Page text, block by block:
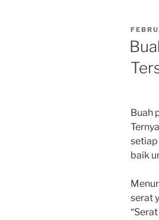
Buah
setiap
baik
serat